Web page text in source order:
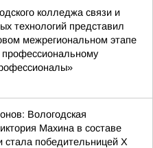
колледжа связи и
технологий представил
межрегиональном этапе
Вологодская
Махина в составе
стала победительницей X